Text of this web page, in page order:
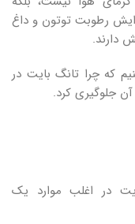
رطوبت توتون و داغ
دارند.
که چرا تانگ بایت در
جلوگیری کرد.
در اغلب موارد یک